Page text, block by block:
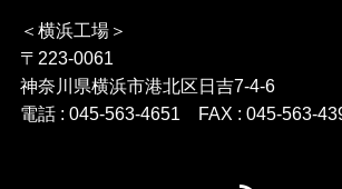
＜横浜工場＞
〒223-0061
神奈川県横浜市港北区日吉7-4-6
電話 : 045-563-4651 FAX : 045-563-